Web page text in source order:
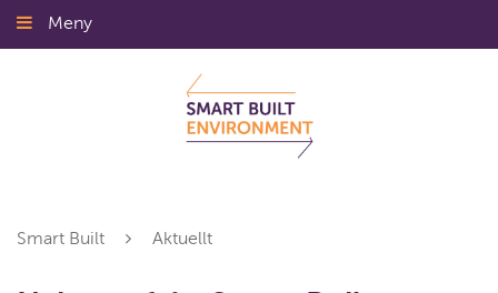
Gå
till
Meny
Smart Built Aktuellt